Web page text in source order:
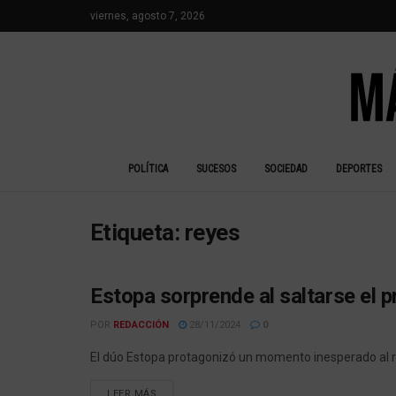
viernes, agosto 7, 2026
POLÍTICA SUCESOS SOCIEDAD DEPORTES
Etiqueta: reyes
ACTUALIDAD
Estopa sorprende al saltarse el
POR REDACCIÓN 28/11/2024 0
El dúo Estopa protagonizó un momento inesperado al